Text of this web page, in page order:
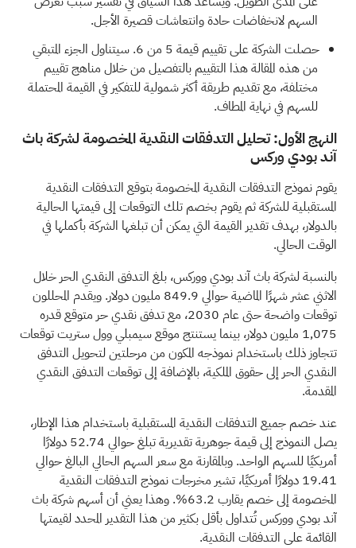
السهم لانخفاضات حادة وانتعاشات قصيرة الأجل.
حصلت الشركة على تقييم قيمة 5 من 6.
سيتناول الجزء المتبقي
من هذه المقالة هذا التقييم بالتفصيل من خلال مناهج تقييم
مختلفة، مع تقديم طريقة أكثر شمولية للتفكير في القيمة المحتملة
للسهم في نهاية المطاف.
النهج الأول: تحليل التدفقات النقدية المخصومة لشركة باث
آند بودي وركس
يقوم نموذج التدفقات النقدية المخصومة بتوقع التدفقات النقدية
المستقبلية للشركة ثم يقوم بخصم تلك التوقعات إلى قيمتها الحالية
بالدولار، بهدف تقدير القيمة التي يمكن أن تبلغها الشركة بأكملها في
الوقت الحالي.
بالنسبة لشركة باث آند بودي ووركس، بلغ التدفق النقدي الحر خلال
الاثني عشر شهرًا الماضية حوالي 849.9 مليون دولار. ويقدم المحللون
توقعات واضحة حتى عام 2030، مع تدفق نقدي حر متوقع قدره
1,075 مليون دولار، بينما يستنتج موقع سيمبلي وول ستريت توقعات
تتجاوز ذلك باستخدام نموذجه المكون من مرحلتين لتحويل التدفق
النقدي الحر إلى حقوق الملكية، بالإضافة إلى توقعات التدفق النقدي
المقدمة.
عند خصم جميع التدفقات النقدية المستقبلية باستخدام هذا الإطار،
يصل النموذج إلى قيمة جوهرية تقديرية تبلغ حوالي 52.74 دولارًا
أمريكيًا للسهم الواحد. وبالمقارنة مع سعر السهم الحالي البالغ حوالي
19.41 دولارًا أمريكيًا، تشير مخرجات نموذج التدفقات النقدية
المخصومة إلى خصم يقارب 63.2%. وهذا يعني أن أسهم شركة باث
آند بودي ووركس تُتداول بأقل بكثير من هذا التقدير المحدد لقيمتها
القائمة على التدفقات النقدية.